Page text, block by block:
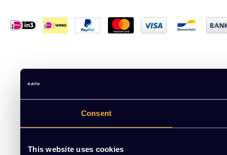
Consent
This website uses cookies